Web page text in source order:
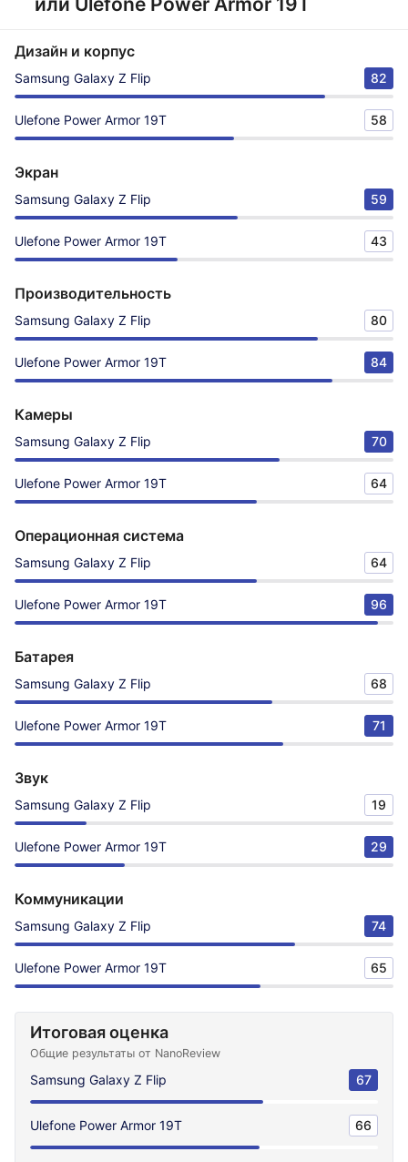
Дизайн и корпус
Samsung Galaxy Z Flip 82
Ulefone Power Armor 19T 58
Экран
Samsung Galaxy Z Flip 59
Ulefone Power Armor 19T 43
Производительность
Samsung Galaxy Z Flip 80
Ulefone Power Armor 19T 84
Камеры
Samsung Galaxy Z Flip 70
Ulefone Power Armor 19T 64
Операционная система
Samsung Galaxy Z Flip 64
Ulefone Power Armor 19T 96
Батарея
Samsung Galaxy Z Flip 68
Ulefone Power Armor 19T 71
Звук
Samsung Galaxy Z Flip 19
Ulefone Power Armor 19T 29
Коммуникации
Samsung Galaxy Z Flip 74
Ulefone Power Armor 19T 65
Итоговая оценка
Общие результаты от NanoReview
Samsung Galaxy Z Flip 67
Ulefone Power Armor 19T 66